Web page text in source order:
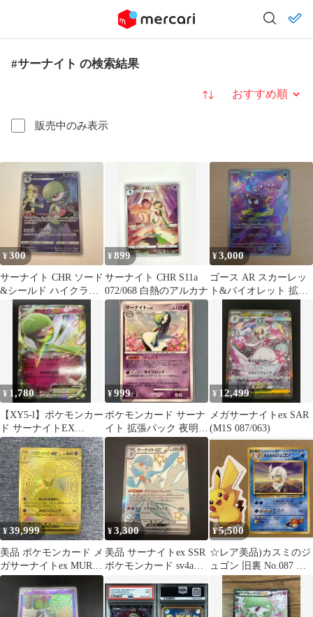
#サーナイト の検索結果
販売中のみ表示
並び替え
¥300
サーナイト CHR ソード
&シールド ハイクラス
パック VMAXクライマ
ックス…
¥899
サーナイト CHR S11a
072/068 白熱のアルカナ
¥3,000
ゴース AR スカーレッ
ト&バイオレット 拡張
ス キラ …
¥ 1,780
【XY5-l】ポケモンカー
ド サーナイトEX
050/070 1ED
¥999
ポケモンカード サーナ
イト 拡張パック 夜明け
の疾走 DPBP#332
¥ 12,499
メガサーナイトex SAR
(M1S 087/063)
¥39,999
美品 ポケモンカード メ
ガサーナイトex MUR
拡張パック メガシンフ
ォニア
¥3,300
美品 サーナイトex SSR
ポケモンカード sv4a
¥5,500
☆レア美品)カスミのジ
ュゴン 旧裏 No.087 リ
ーダーズスタジアム